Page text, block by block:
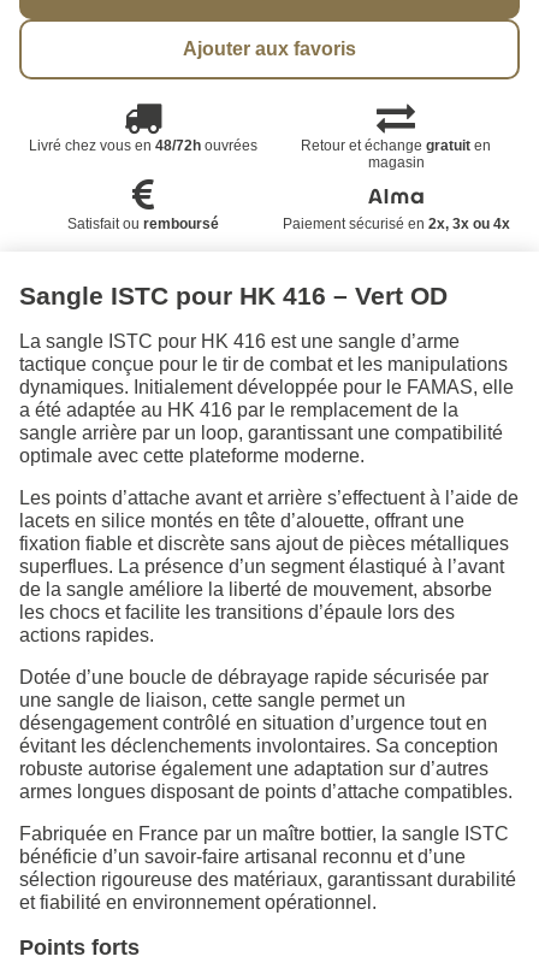
Ajouter aux favoris
Livré chez vous en 48/72houvrées Retour et échangegratuit en
magasin
Satisfait ou remboursé Paiement sécurisé en 2x, 3x ou 4x
Sangle ISTC pour HK 416 – Vert OD
La sangle ISTC pour HK 416 est une sangle d’arme
tactique conçue pour le tir de combat et les manipulations
dynamiques. Initialement développée pour le FAMAS, elle
a été adaptée au HK 416 par le remplacement de la
sangle arrière par un loop, garantissant une compatibilité
optimale avec cette plateforme moderne.
Les points d’attache avant et arrière s’effectuent à l’aide de
lacets en silice montés en tête d’alouette, offrant une
fixation fiable et discrète sans ajout de pièces métalliques
superflues. La présence d’un segment élastiqué à l’avant
de la sangle améliore la liberté de mouvement, absorbe
les chocs et facilite les transitions d’épaule lors des
actions rapides.
Dotée d’une boucle de débrayage rapide sécurisée par
une sangle de liaison, cette sangle permet un
désengagement contrôlé en situation d’urgence tout en
évitant les déclenchements involontaires. Sa conception
robuste autorise également une adaptation sur d’autres
armes longues disposant de points d’attache compatibles.
Fabriquée en France par un maître bottier, la sangle ISTC
bénéficie d’un savoir-faire artisanal reconnu et d’une
sélection rigoureuse des matériaux, garantissant durabilité
et fiabilité en environnement opérationnel.
Points forts